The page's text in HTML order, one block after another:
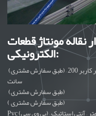
مونتاژ قطعات
الکترونیکی:
(طبق سفارش مشتری) – فضای استاندارد برای هر کاربر 200
سانت
(طبق سفارش مشتری)
( طبق سفارش مشتری)